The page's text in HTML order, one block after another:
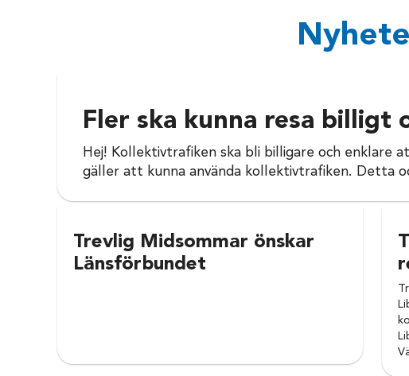
Fler ska kunna resa billigt
Hej! Kollektivtrafiken ska bli billigare och enklare
gäller att kunna använda kollektivtrafiken. Detta
Trevlig Midsommar önskar
Länsförbundet